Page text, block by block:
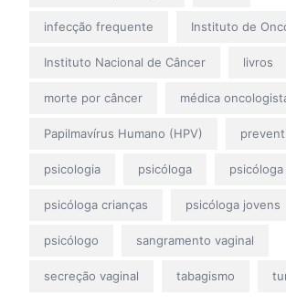
infecção frequente Instituto de
Instituto Nacional de Câncer livros
morte por câncer médica
Papilmavírus Humano (HPV)
psicologia psicóloga psicóloga
psicóloga crianças psicóloga jovens
psicólogo sangramento vaginal
secreção vaginal tabagismo